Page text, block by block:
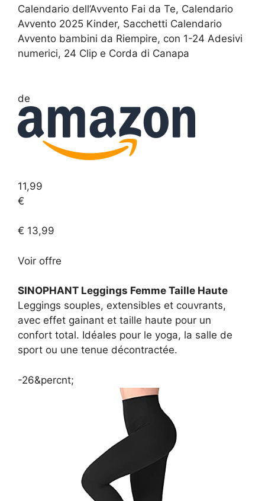
Calendario dell’Avvento Fai da Te, Calendario
Avvento 2025 Kinder, Sacchetti Calendario
Avvento bambini da Riempire, con 1-24 Adesivi
numerici, 24 Clip e Corda di Canapa
de
11,99
€
€ 13,99
Voir offre
SINOPHANT Leggings Femme Taille Haute
Leggings souples, extensibles et couvrants,
avec effet gainant et taille haute pour un
confort total. Idéales pour le yoga, la salle de
sport ou une tenue décontractée.
-26&percnt;